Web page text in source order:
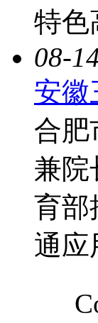
特色
08-
安徽
合肥
兼院
育部
通应